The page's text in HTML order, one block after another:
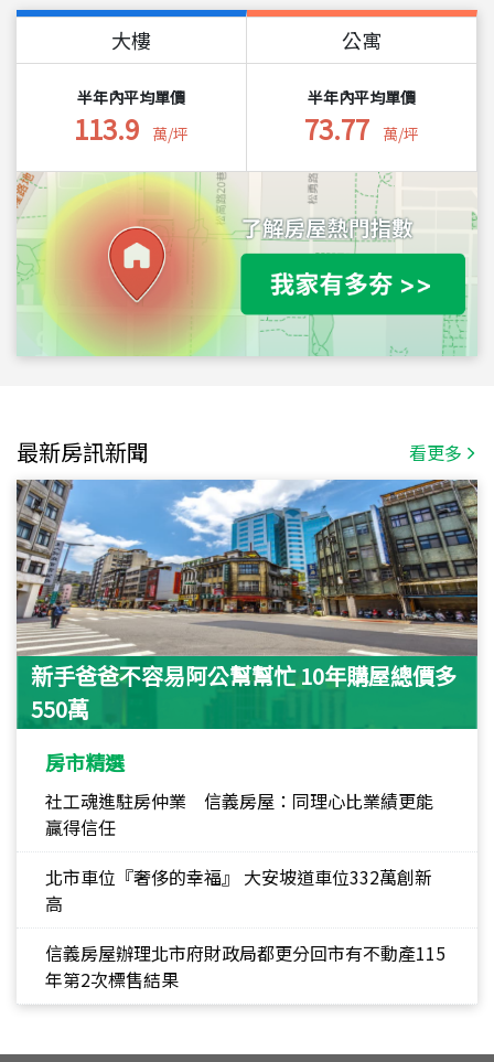
大樓
半年內平均單價
113.9 萬/坪
公寓
半年內平均單價
73.77 萬/坪
最新房訊新聞 看更多
新手爸爸不容易阿公幫幫忙 10年購屋總價多
550萬
房市精選
社工魂進駐房仲業 信義房屋：同理心比業績更能
贏得信任
北市車位『奢侈的幸福』 大安坡道車位332萬創新
高
信義房屋辦理北市府財政局都更分回市有不動產115
年第2次標售結果